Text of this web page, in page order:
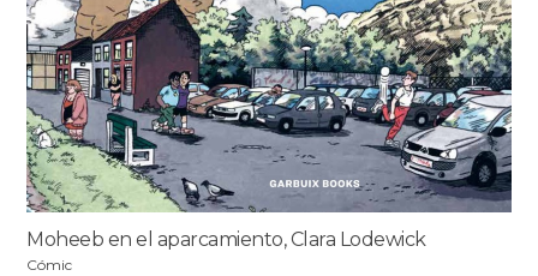
Moheeb en el aparcamiento, Clara Lodewick
Cómic